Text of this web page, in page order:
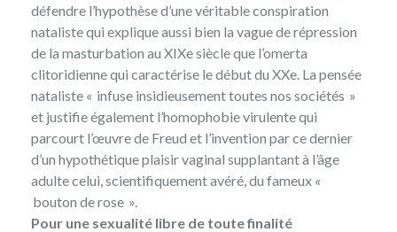
défendre l’hypothèse d’une véritable conspiration
nataliste qui explique aussi bien la vague de répression
de la masturbation au XIXe siècle que l’omerta
clitoridienne qui caractérise le début du XXe. La pensée
nataliste « infuse insidieusement toutes nos sociétés »
et justifie également l’homophobie virulente qui
parcourt l’œuvre de Freud et l’invention par ce dernier
d’un hypothétique plaisir vaginal supplantant à l’âge
adulte celui, scientifiquement avéré, du fameux «
bouton de rose ».
Pour une sexualité libre de toute finalité